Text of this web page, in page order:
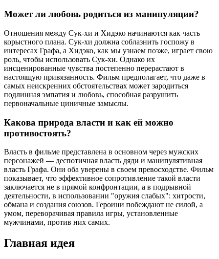
Может ли любовь родиться из манипуляции?
Отношения между Сук-хи и Хидэко начинаются как часть
корыстного плана. Сук-хи должна соблазнить госпожу в
интересах Графа, а Хидэко, как мы узнаем позже, играет свою
роль, чтобы использовать Сук-хи. Однако их
инсценированные чувства постепенно перерастают в
настоящую привязанность. Фильм предполагает, что даже в
самых неискренних обстоятельствах может зародиться
подлинная эмпатия и любовь, способная разрушить
первоначальные циничные замыслы.
Какова природа власти и как ей можно
противостоять?
Власть в фильме представлена в основном через мужских
персонажей — деспотичная власть дяди и манипулятивная
власть Графа. Они оба уверены в своем превосходстве. Фильм
показывает, что эффективное сопротивление такой власти
заключается не в прямой конфронтации, а в подрывной
деятельности, в использовании "оружия слабых": хитрости,
обмана и создания союзов. Героини побеждают не силой, а
умом, переворачивая правила игры, установленные
мужчинами, против них самих.
Главная идея